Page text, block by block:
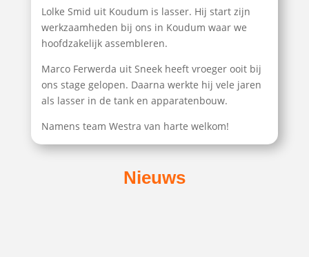
Lolke Smid uit Koudum is lasser. Hij start zijn
werkzaamheden bij ons in Koudum waar we
hoofdzakelijk assembleren.
Marco Ferwerda uit Sneek heeft vroeger ooit bij
ons stage gelopen. Daarna werkte hij vele jaren
als lasser in de tank en apparatenbouw.
Namens team Westra van harte welkom!
Nieuws